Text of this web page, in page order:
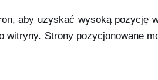
aby uzyskać wysoką
Strony pozycjonowane